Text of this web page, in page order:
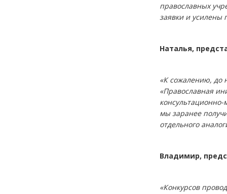
православных
заявки и
Наталья,
«К сожалению, до
«Православная
мы заранее
отдельного
Владимир,
«Конкурсов